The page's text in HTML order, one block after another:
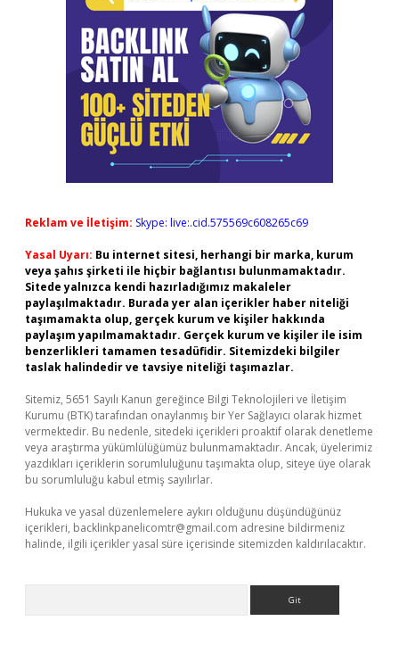
Reklam ve İletişim: Skype: live:.cid.575569c608265c69
Yasal Uyarı: Bu internet sitesi, herhangi bir marka, kurum
veya şahıs şirketi ile hiçbir bağlantısı bulunmamaktadır.
Sitede yalnızca kendi hazırladığımız makaleler
paylaşılmaktadır. Burada yer alan içerikler haber niteliği
taşımamakta olup, gerçek kurum ve kişiler hakkında
paylaşım yapılmamaktadır. Gerçek kurum ve kişiler ile isim
benzerlikleri tamamen tesadüfidir. Sitemizdeki bilgiler
taslak halindedir ve tavsiye niteliği taşımazlar.
Sitemiz, 5651 Sayılı Kanun gereğince Bilgi Teknolojileri ve İletişim
Kurumu (BTK) tarafından onaylanmış bir Yer Sağlayıcı olarak hizmet
vermektedir. Bu nedenle, sitedeki içerikleri proaktif olarak denetleme
veya araştırma yükümlülüğümüz bulunmamaktadır. Ancak, üyelerimiz
yazdıkları içeriklerin sorumluluğunu taşımakta olup, siteye üye olarak
bu sorumluluğu kabul etmiş sayılırlar.
Hukuka ve yasal düzenlemelere aykırı olduğunu düşündüğünüz
içerikleri, backlinkpanelicomtr@gmail.com adresine bildirmeniz
halinde, ilgili içerikler yasal süre içerisinde sitemizden kaldırılacaktır.